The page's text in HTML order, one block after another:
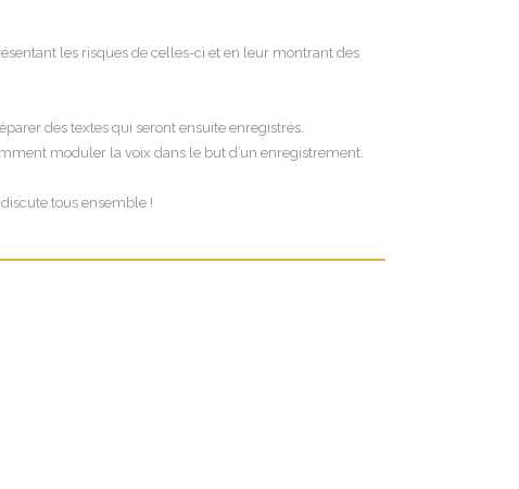
les risques de celles-ci et en leur montrant des
des textes qui seront ensuite enregistrés.
moduler la voix dans le but d’un enregistrement.
tous ensemble !